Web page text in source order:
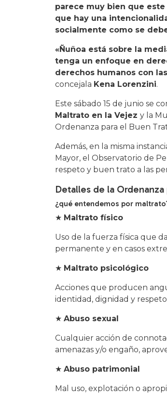
parece muy bien que
que hay una
socialmente como se
«Ñuñoa está sobre la
tenga un enfoque en
derechos humanos con
concejala Kena Lorenzini.
Este sábado 15 de junio se
Maltrato en la Vejez y la
Ordenanza para el Buen
Además, en la misma
Mayor, el Observatorio de
respeto y buen trato a las
Detalles de la Ordenanza
¿qué entendemos por
★ Maltrato físico
Uso de la fuerza física que
permanente y en casos
★ Maltrato psicológico
Acciones que producen
identidad, dignidad y
★ Abuso sexual
Cualquier acción de
amenazas y/o engaño,
★ Abuso patrimonial
Mal uso, explotación o